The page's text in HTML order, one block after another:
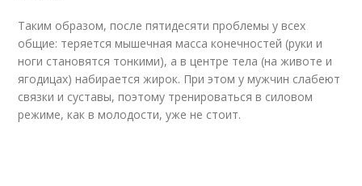
Таким образом, после пятидесяти проблемы у всех
общие: теряется мышечная масса конечностей (руки и
ноги становятся тонкими), а в центре тела (на животе и
ягодицах) набирается жирок. При этом у мужчин слабеют
связки и суставы, поэтому тренироваться в силовом
режиме, как в молодости, уже не стоит.